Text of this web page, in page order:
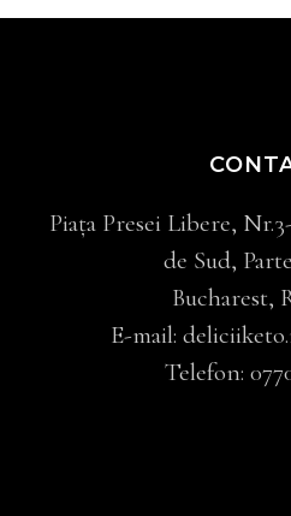
Piața Presei Libere,
de Sud,
Bucharest,
E-mail:
Telefon: